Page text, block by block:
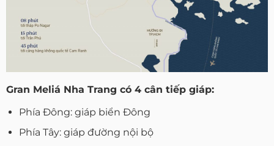
Gran Meliá Nha Trang có 4 cân tiếp giáp:
Phía Đông: giáp biển Đông
Phía Tây: giáp đường nội bộ